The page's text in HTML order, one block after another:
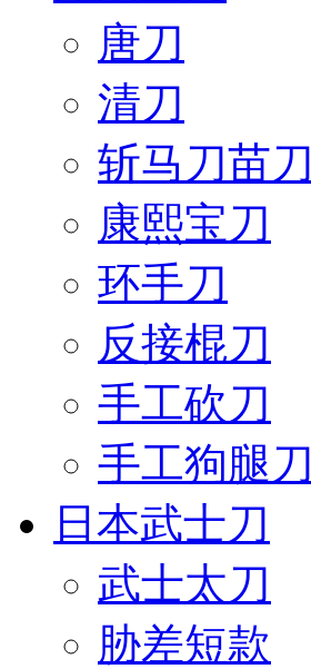
唐刀
清刀
斩马刀苗刀
康熙宝刀
环手刀
反接棍刀
手工砍刀
手工狗腿刀
日本武士刀
武士太刀
胁差短款